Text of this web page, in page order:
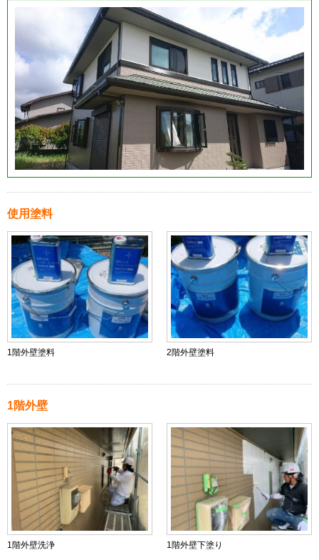
使用塗料
1階外壁塗料 2階外壁塗料
1階外壁
1階外壁洗浄 1階外壁下塗り